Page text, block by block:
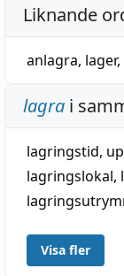
Liknande
anlagra, lager,
lagra i
lagringstid,
lagringslokal,
Visa fler